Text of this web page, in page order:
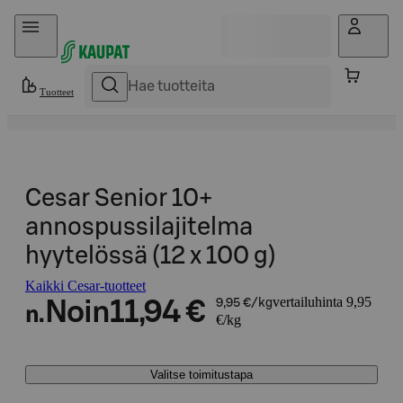
Hyppää sisältöön
Tuotteet
Cesar Senior 10+
annospussilajitelma
hyytelössä (12 x 100 g)
Kaikki Cesar-tuotteet
n. Noin11,94 € 9,95 €/kgvertailuhinta 9,95
€/kg
Valitse toimitustapa